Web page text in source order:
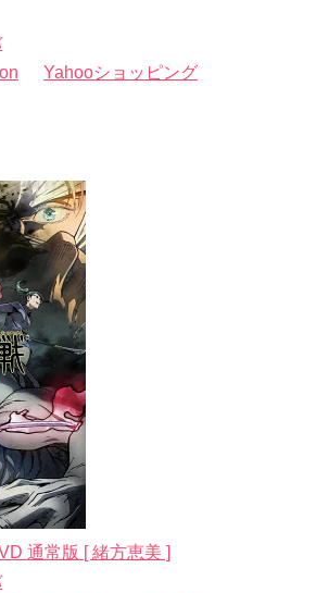
Yahooショッピング
通常版 [ 緒方恵美 ]